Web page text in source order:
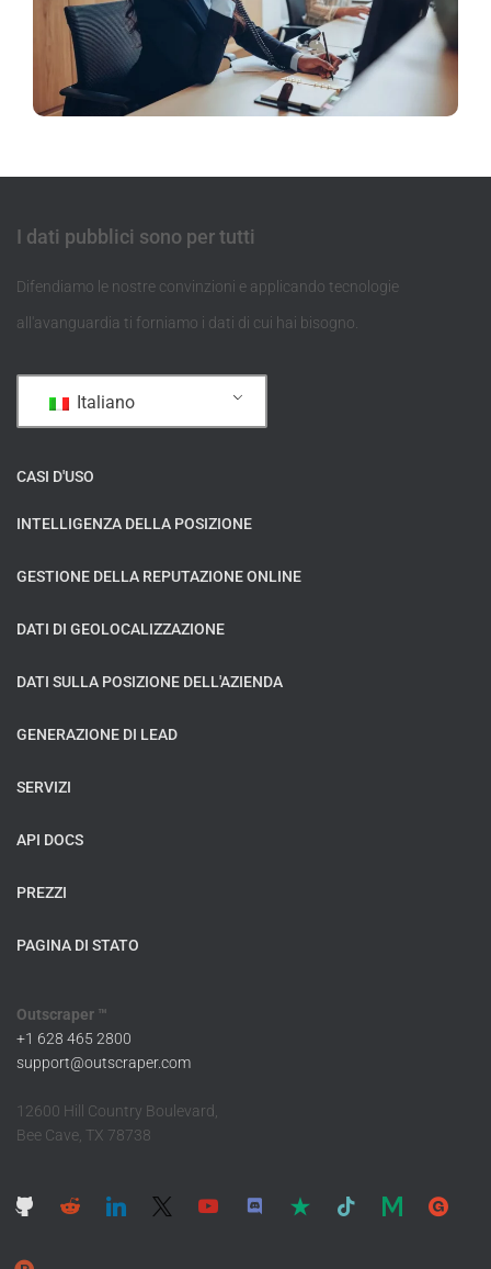
I dati pubblici sono per tutti
Difendiamo le nostre convinzioni e applicando tecnologie
all'avanguardia ti forniamo i dati di cui hai bisogno.
Italiano
CASI D'USO
INTELLIGENZA DELLA POSIZIONE
GESTIONE DELLA REPUTAZIONE ONLINE
DATI DI GEOLOCALIZZAZIONE
DATI SULLA POSIZIONE DELL'AZIENDA
GENERAZIONE DI LEAD
SERVIZI
API DOCS
PREZZI
PAGINA DI STATO
Outscraper ™
+1 628 465 2800
support@outscraper.com
12600 Hill Country Boulevard,
Bee Cave, TX 78738